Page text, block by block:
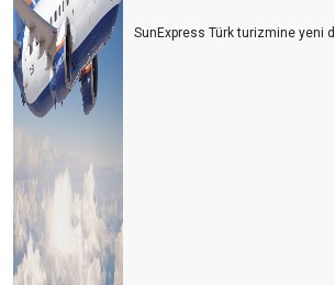
SunExpress Türk turizmine yeni